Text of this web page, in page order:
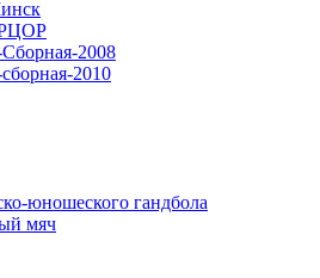
РЦОР
2008
2010
юношеского гандбола
мяч